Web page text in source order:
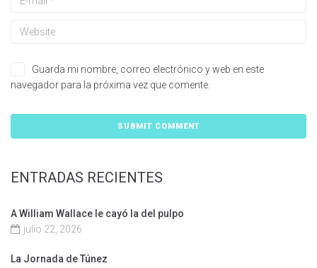
Guarda mi nombre, correo electrónico y web en este
navegador para la próxima vez que comente.
ENTRADAS RECIENTES
A William Wallace le cayó la del pulpo
julio 22, 2026
La Jornada de Túnez